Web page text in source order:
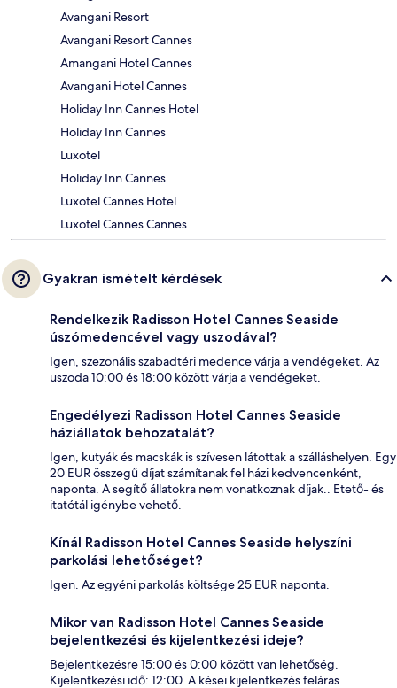
Avangani Resort
Avangani Resort Cannes
Amangani Hotel Cannes
Avangani Hotel Cannes
Holiday Inn Cannes Hotel
Holiday Inn Cannes
Luxotel
Holiday Inn Cannes
Luxotel Cannes Hotel
Luxotel Cannes Cannes
Gyakran ismételt kérdések
Rendelkezik Radisson Hotel Cannes Seaside
úszómedencével vagy uszodával?
Igen, szezonális szabadtéri medence várja a vendégeket. Az
uszoda 10:00 és 18:00 között várja a vendégeket.
Engedélyezi Radisson Hotel Cannes Seaside
háziállatok behozatalát?
Igen, kutyák és macskák is szívesen látottak a szálláshelyen. Egy
20 EUR összegű díjat számítanak fel házi kedvencenként,
naponta. A segítő állatokra nem vonatkoznak díjak.. Etető- és
itatótál igénybe vehető.
Kínál Radisson Hotel Cannes Seaside helyszíni
parkolási lehetőséget?
Igen. Az egyéni parkolás költsége 25 EUR naponta.
Mikor van Radisson Hotel Cannes Seaside
bejelentkezési és kijelentkezési ideje?
Bejelentkezésre 15:00 és 0:00 között van lehetőség.
Kijelentkezési idő: 12:00. A kései kijelentkezés feláras